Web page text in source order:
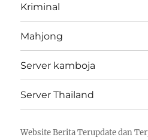
Kriminal
Mahjong
Server kamboja
Server Thailand
Website Berita Terupdate dan